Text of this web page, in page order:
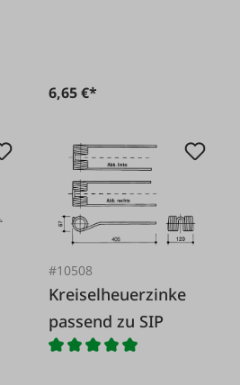
6,65 €*
#10508
Kreiselheuerzinke
passend zu SIP